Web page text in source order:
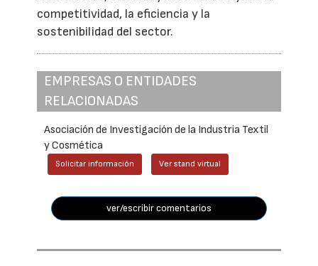
competitividad, la eficiencia y la
sostenibilidad del sector.
EMPRESAS O ENTIDADES
RELACIONADAS
Asociación de Investigación de la Industria Textil
y Cosmética
Solicitar información Ver stand virtual
ver/escribir comentarios